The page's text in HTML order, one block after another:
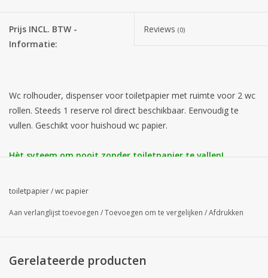
Paasgeschenken
Prijs INCL. BTW -
Informatie:
Reviews (0)
Wc rolhouder, dispenser voor toiletpapier met ruimte voor 2 wc
rollen. Steeds 1 reserve rol direct beschikbaar. Eenvoudig te
vullen. Geschikt voor huishoud wc papier.
Hèt syteem om nooit zonder toiletpapier te vallen!
Inhoud:
toiletpapier/wc papier
Aan verlanglijst toevoegen /Toevoegen om te vergelijken /Afdrukken
Gerelateerde producten